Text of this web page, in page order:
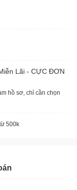
Lãi - CỰC ĐƠN
hồ sơ, chỉ cần chọn
500k